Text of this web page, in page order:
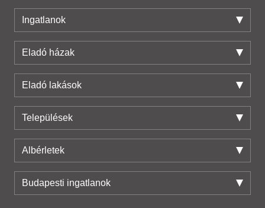
Ingatlanok
Eladó házak
Eladó lakások
Települések
Albérletek
Budapesti ingatlanok